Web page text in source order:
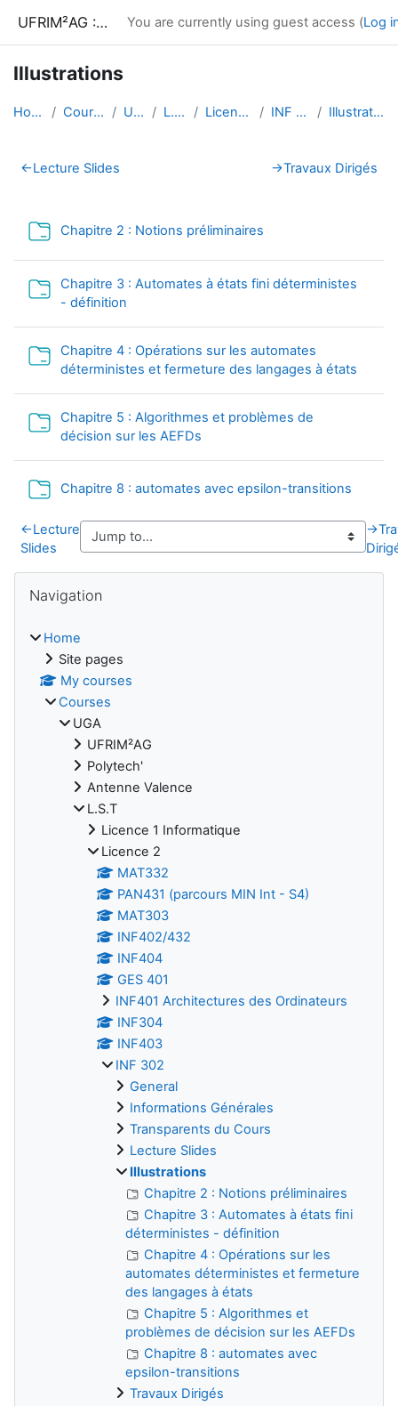
UFRIM²AG : Moodle You are currently using guest access (Log
Illustrations
Home Courses UGA L.S.T Licence 2 INF 302 Illustrations
Section outline
←Lecture Slides →Travaux Dirigés
Chapitre 2 : Notions préliminaires
Chapitre 3 : Automates à états fini déterministes
- définition
Chapitre 4 : Opérations sur les automates
déterministes et fermeture des langages à états
Chapitre 5 : Algorithmes et problèmes de
décision sur les AEFDs
Chapitre 8 : automates avec epsilon-transitions
←Lecture
Slides
→
Navigation
Home
Site pages
My courses
Courses
UGA
UFRIM²AG
Polytech'
Antenne Valence
L.S.T
Licence 1 Informatique
Licence 2
MAT332
PAN431 (parcours MIN Int - S4)
MAT303
INF402/432
INF404
GES 401
INF401 Architectures des Ordinateurs
INF304
INF403
INF 302
General
Informations Générales
Transparents du Cours
Lecture Slides
Illustrations
Chapitre 2 : Notions préliminaires
Chapitre 3 : Automates à états fini
déterministes - définition
Chapitre 4 : Opérations sur les
automates déterministes et fermeture
des langages à états
Chapitre 5 : Algorithmes et
problèmes de décision sur les AEFDs
Chapitre 8 : automates avec
epsilon-transitions
Travaux Dirigés